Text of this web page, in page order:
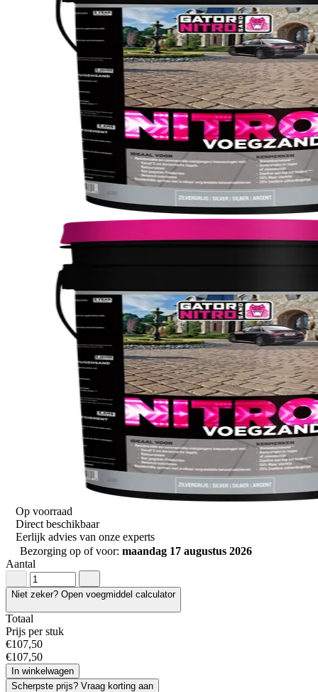
Op voorraad
Direct beschikbaar
Eerlijk advies van onze experts
Bezorging op of voor: maandag 17 augustus 2026
Aantal
Niet zeker? Open voegmiddel calculator
Totaal
Prijs per stuk
€107,50
€107,50
In winkelwagen
Scherpste prijs? Vraag korting aan